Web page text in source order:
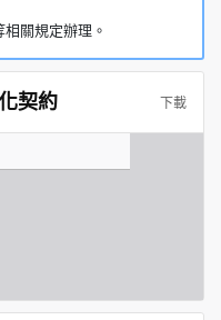
關規定辦理。
契約 下載